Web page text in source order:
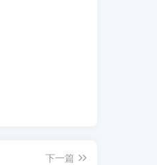
下一篇